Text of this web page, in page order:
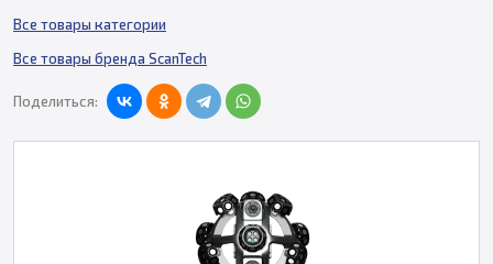
Все товары категории
Все товары бренда ScanTech
Поделиться: